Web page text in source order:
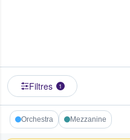
Filtres 1
Orchestra Mezzanine